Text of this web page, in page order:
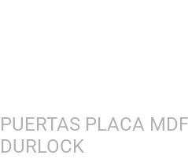
PUERTAS PLACA
DURLOCK